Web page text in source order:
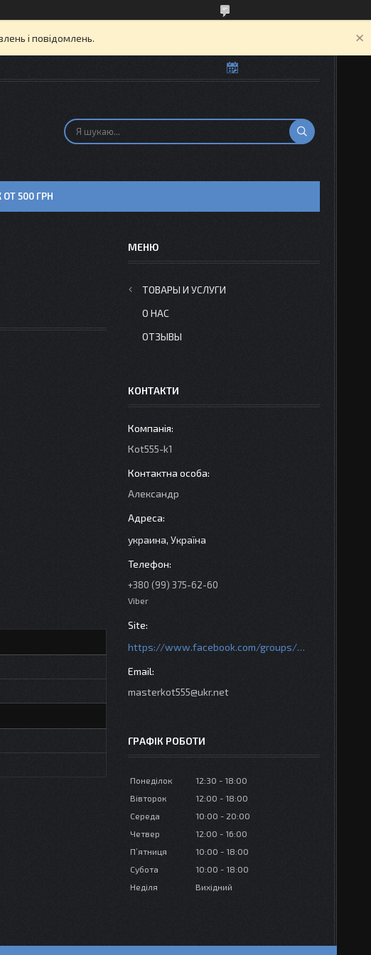
і повідомлень.
500 ГРН
ТОВАРЫ И УСЛУГИ
О НАС
ОТЗЫВЫ
КОНТАКТИ
Кot555-k1
Александр
украина, Україна
+380 (99) 375-62-60
Viber
https://www.facebook.com/groups/httpsmotoshara.net
masterkot555@ukr.net
ГРАФІК РОБОТИ
Понеділок 12:30
18:00
Вівторок
12:00
18:00
Середа
10:00
20:00
Четвер
12:00
16:00
Пʼятниця
10:00
18:00
Субота
10:00
18:00
Неділя
Вихідний